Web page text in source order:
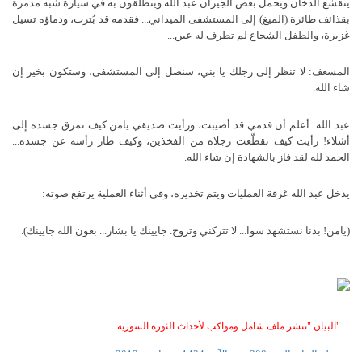
ينقشع الدخان ويحمل بعض الجيران عبد الله وينطلقون به في سيارة شبه مدمرة
بقذائف طائرة (الميغ) إلى المستشفى الميداني... فقدمه قد بُترت، ودماؤه تسيل
غزيرة، والطفل الشجاع لم تطرف له عين...
المسعف: لا تنظر إلى رجلك يا بني، سنصل إلى المستشفى، وستكون بخير إن
شاء الله.
عبد الله: أعلم أن قدمي قد أصيبت، ورأيت صديقي يامن كيف تمزق جسده إلى
أشلاء! رأيت كيف تقطَّعت رجلاه من الفخذين، وكيف طار رأسه عن جسده...
الحمد لله لقد فاز بالشهادة إن شاء الله.
يدخل عبد الله غرفة العمليات ويتم تخديره، وفي أثناء العملية يرتفع صوته:
(يامن! بدنا نستشهد سوا... لا تتركني وتروح. جايينك يا بشار... بعون الله جايينك).
:: "البيان "تنشر ملف شامل ومواكب لأحداث الثورة السورية